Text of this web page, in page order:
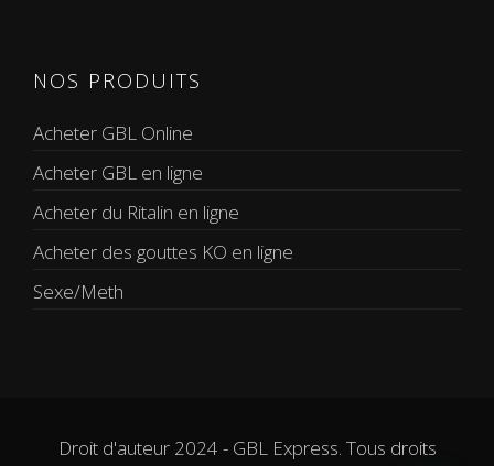
NOS PRODUITS
Acheter GBL Online
Acheter GBL en ligne
Acheter du Ritalin en ligne
Acheter des gouttes KO en ligne
Sexe/Meth
Droit d'auteur 2024 - GBL Express. Tous droits